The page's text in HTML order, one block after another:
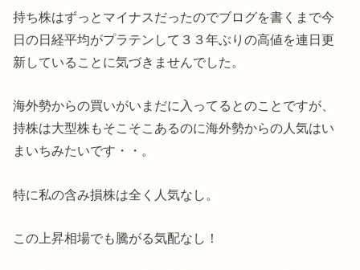
持ち株はずっとマイナスだったのでブログを書くまで今
日の日経平均がプラテンして３３年ぶりの高値を連日更
新していることに気づきませんでした。
海外勢からの買いがいまだに入ってるとのことですが、
持株は大型株もそこそこあるのに海外勢からの人気はい
まいちみたいです・・。
特に私の含み損株は全く人気なし。
この上昇相場でも騰がる気配なし！